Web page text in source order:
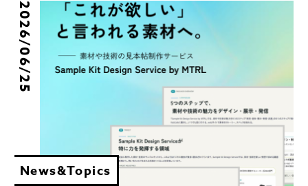
News&Topics
2026/06/25